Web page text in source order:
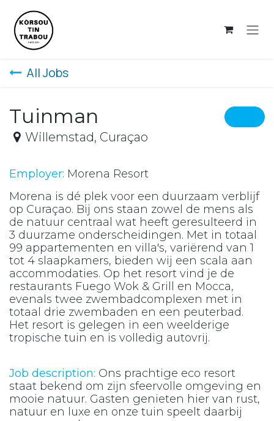
All Jobs
Tuinman
Willemstad, Curaçao
Employer: Morena Resort
Morena is dé plek voor een duurzaam verblijf
op Curaçao. Bij ons staan zowel de mens als
de natuur centraal wat heeft geresulteerd in
3 duurzame onderscheidingen. Met in totaal
99 appartementen en villa's, variërend van 1
tot 4 slaapkamers, bieden wij een scala aan
accommodaties. Op het resort vind je de
restaurants Fuego Wok & Grill en Mocca,
evenals twee zwembadcomplexen met in
totaal drie zwembaden en een peuterbad.
Het resort is gelegen in een weelderige
tropische tuin en is volledig autovrij.
Job description: Ons prachtige eco resort
staat bekend om zijn sfeervolle omgeving en
mooie natuur. Gasten genieten hier van rust,
natuur en luxe en onze tuin speelt daarbij